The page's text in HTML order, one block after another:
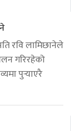
रवि लामिछानेले
गरिरहेको
पुर्‍याएरै